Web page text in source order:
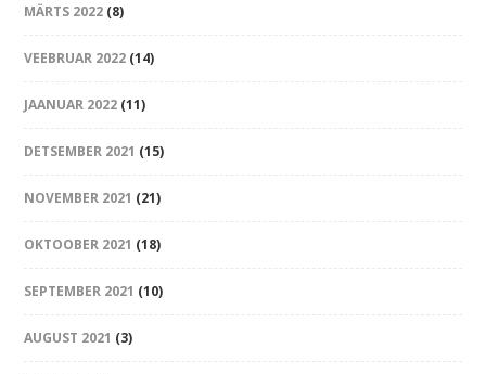
MÄRTS 2022 (8)
VEEBRUAR 2022 (14)
JAANUAR 2022 (11)
DETSEMBER 2021 (15)
NOVEMBER 2021 (21)
OKTOOBER 2021 (18)
SEPTEMBER 2021 (10)
AUGUST 2021 (3)